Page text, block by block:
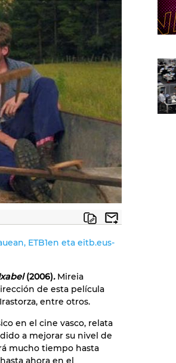
ETB1en eta eitb.eus-
(2006). Mireia
de esta película
entre otros.
en el cine vasco, relata
a mejorar su nivel de
mucho tiempo hasta
ahora en el